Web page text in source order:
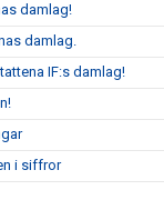
damlag!
damlag.
IF:s damlag!
i siffror